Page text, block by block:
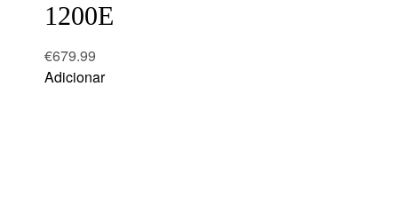
1200E
€679.99
Adicionar